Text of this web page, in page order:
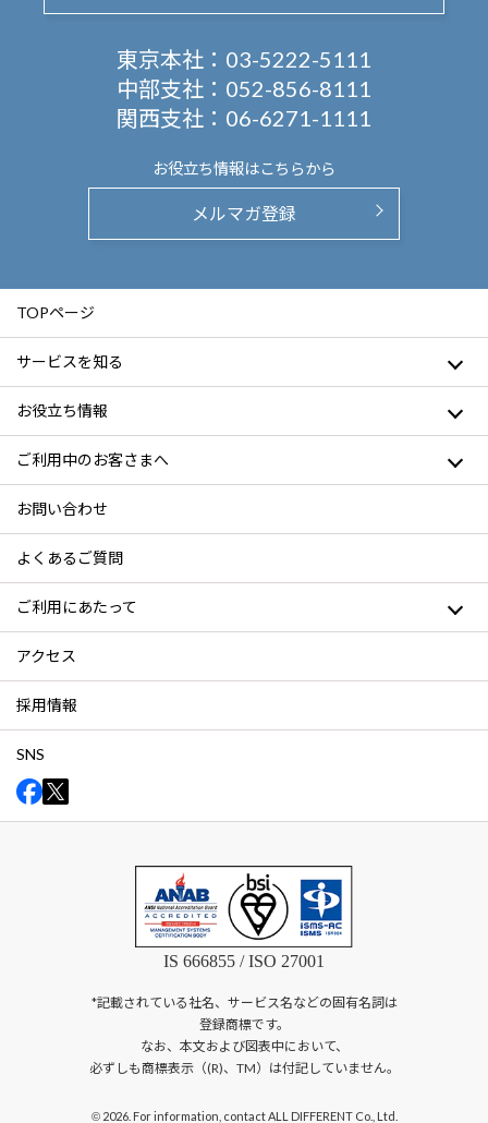
東京本社： 03-5222-5111
中部支社： 052-856-8111
関西支社： 06-6271-1111
お役立ち情報はこちらから
メルマガ登録
TOPページ
サービスを知る
お役立ち情報
ご利用中のお客さまへ
お問い合わせ
よくあるご質問
ご利用にあたって
アクセス
採用情報
SNS
IS 666855 / ISO 27001
*記載されている社名、サービス名などの固有名詞は
登録商標です。
なお、本文および図表中において、
必ずしも商標表示（(R)、TM）は付記していません。
©2026. For information, contact ALL DIFFERENT Co., Ltd.